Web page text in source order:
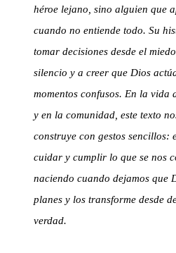
héroe lejano, sino alguien que
cuando no entiende todo. Su
tomar decisiones desde el
silencio y a creer que Dios
momentos confusos. En la
y en la comunidad, este texto
construye con gestos sencillos:
cuidar y cumplir lo que se nos
naciendo cuando dejamos que
planes y los transforme desde
verdad.